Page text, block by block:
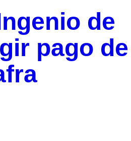
de
pago de